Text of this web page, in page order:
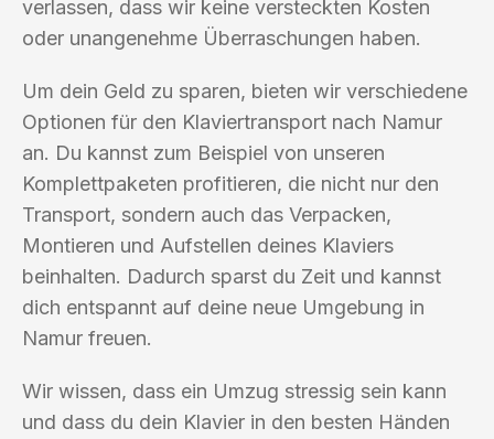
verlassen, dass wir keine versteckten Kosten
oder unangenehme Überraschungen haben.
Um dein Geld zu sparen, bieten wir verschiedene
Optionen für den Klaviertransport nach Namur
an. Du kannst zum Beispiel von unseren
Komplettpaketen profitieren, die nicht nur den
Transport, sondern auch das Verpacken,
Montieren und Aufstellen deines Klaviers
beinhalten. Dadurch sparst du Zeit und kannst
dich entspannt auf deine neue Umgebung in
Namur freuen.
Wir wissen, dass ein Umzug stressig sein kann
und dass du dein Klavier in den besten Händen